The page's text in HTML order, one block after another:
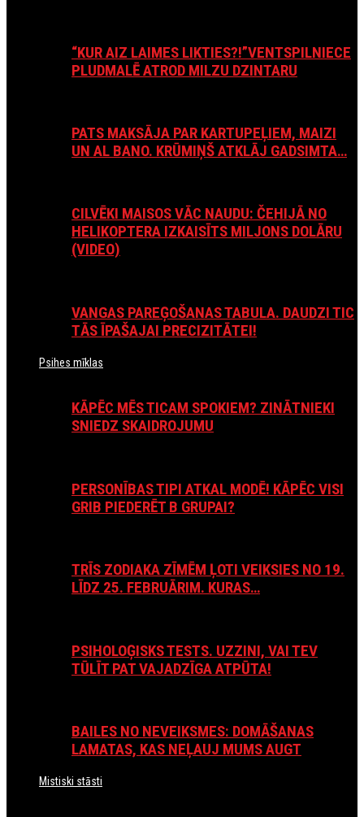
“KUR AIZ LAIMES LIKTIES?!”VENTSPILNIECE
PLUDMALĒ ATROD MILZU DZINTARU
PATS MAKSĀJA PAR KARTUPEĻIEM, MAIZI
UN AL BANO. KRŪMIŅŠ ATKLĀJ GADSIMTA…
CILVĒKI MAISOS VĀC NAUDU: ČEHIJĀ NO
HELIKOPTERA IZKAISĪTS MILJONS DOLĀRU
(VIDEO)
VANGAS PAREĢOŠANAS TABULA. DAUDZI TIC
TĀS ĪPAŠAJAI PRECIZITĀTEI!
Psihes mīklas
KĀPĒC MĒS TICAM SPOKIEM? ZINĀTNIEKI
SNIEDZ SKAIDROJUMU
PERSONĪBAS TIPI ATKAL MODĒ! KĀPĒC VISI
GRIB PIEDERĒT B GRUPAI?
TRĪS ZODIAKA ZĪMĒM ĻOTI VEIKSIES NO 19.
LĪDZ 25. FEBRUĀRIM. KURAS…
PSIHOLOĢISKS TESTS. UZZINI, VAI TEV
TŪLĪT PAT VAJADZĪGA ATPŪTA!
BAILES NO NEVEIKSMES: DOMĀŠANAS
LAMATAS, KAS NEĻAUJ MUMS AUGT
Mistiski stāsti